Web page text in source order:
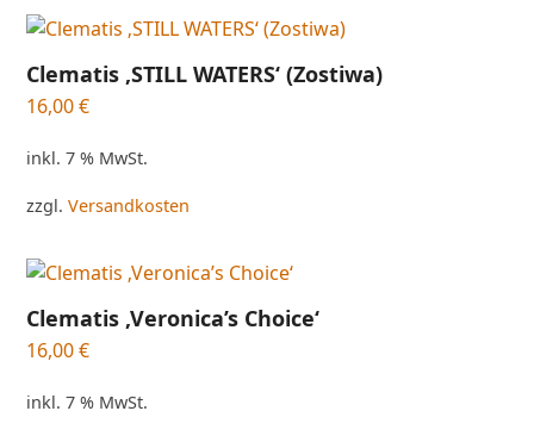
Clematis ‚STILL WATERS‘ (Zostiwa)
16,00€
inkl. 7 % MwSt.
zzgl.Versandkosten
Clematis ‚Veronica’s Choice‘
16,00€
inkl. 7 % MwSt.